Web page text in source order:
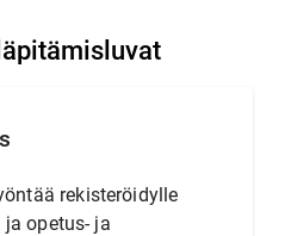
rekisteröidylle
opetus- ja